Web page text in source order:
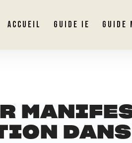
ACCUEIL GUIDE IE GUIDE